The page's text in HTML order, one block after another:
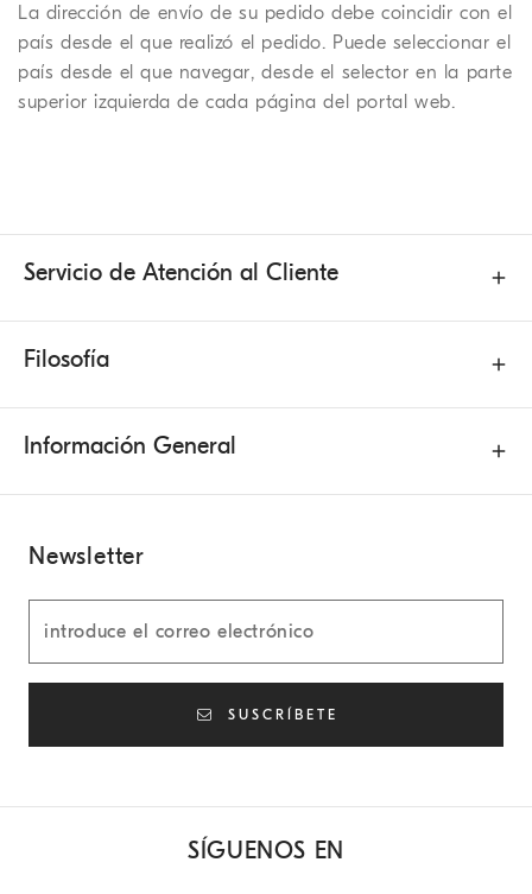
La dirección de envío de su pedido debe coincidir con el
país desde el que realizó el pedido. Puede seleccionar el
país desde el que navegar, desde el selector en la parte
superior izquierda de cada página del portal web.
Servicio de Atención al Cliente
Filosofía
Información General
Newsletter
SUSCRÍBETE
SÍGUENOS EN